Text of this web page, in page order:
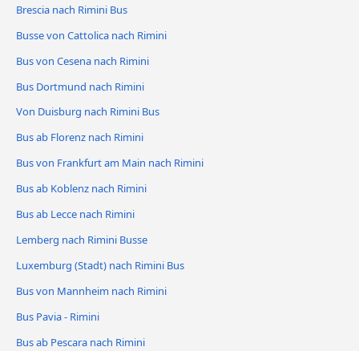
Brescia nach Rimini Bus
Busse von Cattolica nach Rimini
Bus von Cesena nach Rimini
Bus Dortmund nach Rimini
Von Duisburg nach Rimini Bus
Bus ab Florenz nach Rimini
Bus von Frankfurt am Main nach Rimini
Bus ab Koblenz nach Rimini
Bus ab Lecce nach Rimini
Lemberg nach Rimini Busse
Luxemburg (Stadt) nach Rimini Bus
Bus von Mannheim nach Rimini
Bus Pavia - Rimini
Bus ab Pescara nach Rimini